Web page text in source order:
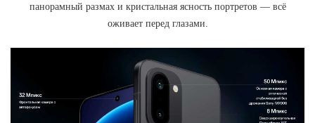
панорамный размах и кристальная ясность портретов — всё
оживает перед глазами.